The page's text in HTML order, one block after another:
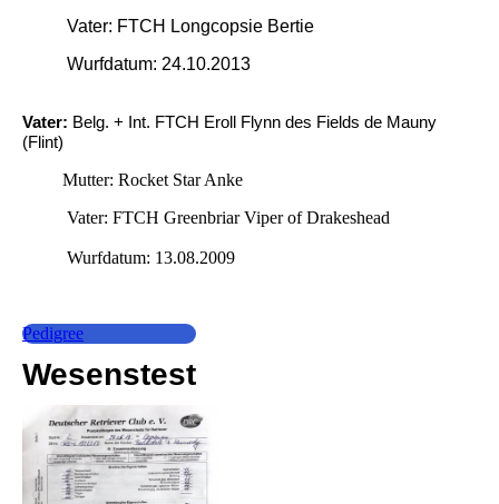
Vater: FTCH Longcopsie Bertie
Wurfdatum: 24.10.2013
Vater: Belg. + Int. FTCH Eroll Flynn des Fields de Mauny
(Flint)
Mutter: Rocket Star Anke
Vater: FTCH Greenbriar Viper of Drakeshead
Wurfdatum: 13.08.2009
Pedigree
Wesenstest